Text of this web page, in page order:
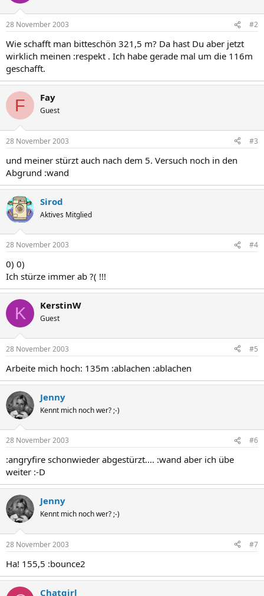
28 November 2003 #2
Wie schafft man bitteschön 321,5 m? Da hast Du aber jetzt
wirklich meinen :respekt . Ich habe gerade mal um die 116m
geschafft.
F Fay
Guest
28 November 2003 #3
und meiner stürzt auch nach dem 5. Versuch noch in den
Abgrund :wand
Sirod
Aktives Mitglied
28 November 2003 #4
0) 0)
Ich stürze immer ab ?( !!!
K KerstinW
Guest
28 November 2003 #5
Arbeite mich hoch: 135m :ablachen :ablachen
Jenny
Kennt mich noch wer? ;-)
28 November 2003 #6
:angryfire schonwieder abgestürzt.... :wand aber ich übe
weiter :-D
Jenny
Kennt mich noch wer? ;-)
28 November 2003 #7
Ha! 155,5 :bounce2
Chatgirl